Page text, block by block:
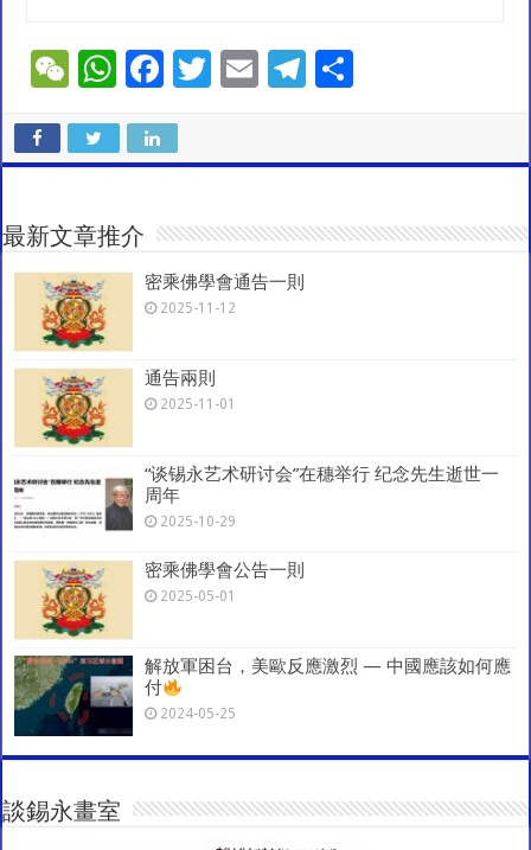
W
C
h
at
W
at
sA
p
p
F
e
b
o
k
T
er
E
l
T
gr
a
e
最新文章推介
密乘佛學會通告一則
2025-11-12
通告兩則
2025-11-01
“谈锡永艺术研讨会”在穗举行 纪念先生逝世一
周年
2025-10-29
密乘佛學會公告一則
2025-05-01
解放軍困台，美歐反應激烈 — 中國應該如何應
付
2024-05-25
談錫永畫室